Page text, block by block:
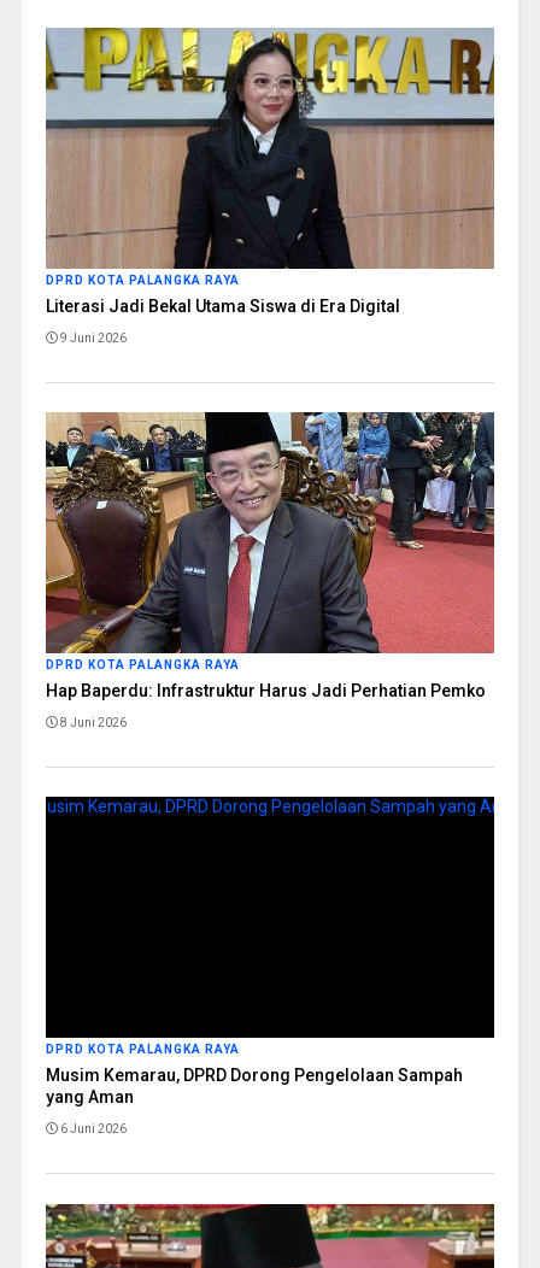
DPRD KOTA PALANGKA RAYA
Literasi Jadi Bekal Utama Siswa di Era Digital
9 Juni 2026
DPRD KOTA PALANGKA RAYA
Hap Baperdu: Infrastruktur Harus Jadi Perhatian Pemko
8 Juni 2026
DPRD KOTA PALANGKA RAYA
Musim Kemarau, DPRD Dorong Pengelolaan Sampah
yang Aman
6 Juni 2026